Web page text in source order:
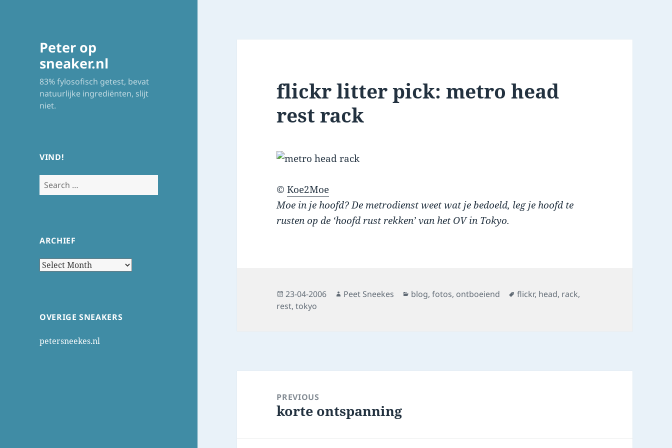
Peter op
sneaker.nl
83% fylosofisch getest, bevat
natuurlijke ingrediënten, slijt
niet.
VIND!
Search
for:
ARCHIEF
Archief
OVERIGE SNEAKERS
petersneekes.nl
flickr litter pick: metro head
rest rack
©Koe2Moe
Moe in je hoofd? De metrodienst weet wat je bedoeld, leg je hoofd te
rusten op de ‘hoofd rust rekken’ van het OV in Tokyo.
Posted
on
23-04-2006 Author
Peet Sneekes Categories
blog,fotos, ontboeiend Tags
flickr, head, rack,
rest,tokyo
navigationPREVIOUS
Previous
korte ontspanning